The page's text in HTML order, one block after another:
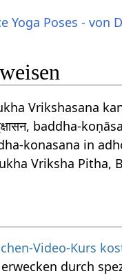
Yoga Poses - von
Vrikshasana
baddha-
konasana in
Vriksha Pitha,
Video-Kurs
durch